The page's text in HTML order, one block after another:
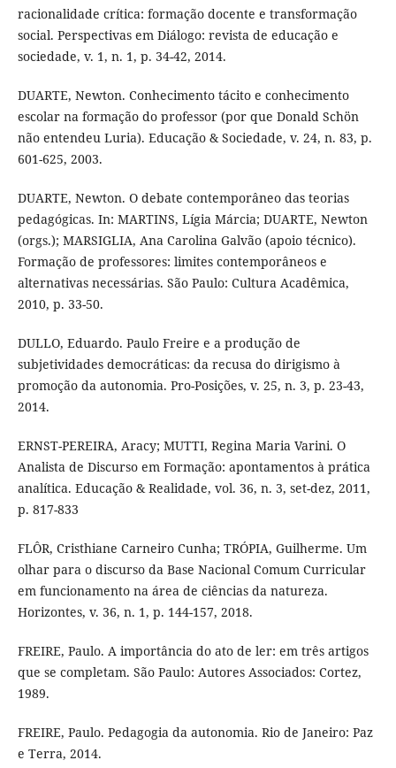
racionalidade crítica: formação docente e transformação
social. Perspectivas em Diálogo: revista de educação e
sociedade, v. 1, n. 1, p. 34-42, 2014.
DUARTE, Newton. Conhecimento tácito e conhecimento
escolar na formação do professor (por que Donald Schön
não entendeu Luria). Educação & Sociedade, v. 24, n. 83, p.
601-625, 2003.
DUARTE, Newton. O debate contemporâneo das teorias
pedagógicas. In: MARTINS, Lígia Márcia; DUARTE, Newton
(orgs.); MARSIGLIA, Ana Carolina Galvão (apoio técnico).
Formação de professores: limites contemporâneos e
alternativas necessárias. São Paulo: Cultura Acadêmica,
2010, p. 33-50.
DULLO, Eduardo. Paulo Freire e a produção de
subjetividades democráticas: da recusa do dirigismo à
promoção da autonomia. Pro-Posições, v. 25, n. 3, p. 23-43,
2014.
ERNST-PEREIRA, Aracy; MUTTI, Regina Maria Varini. O
Analista de Discurso em Formação: apontamentos à prática
analítica. Educação & Realidade, vol. 36, n. 3, set-dez, 2011,
p. 817-833
FLÔR, Cristhiane Carneiro Cunha; TRÓPIA, Guilherme. Um
olhar para o discurso da Base Nacional Comum Curricular
em funcionamento na área de ciências da natureza.
Horizontes, v. 36, n. 1, p. 144-157, 2018.
FREIRE, Paulo. A importância do ato de ler: em três artigos
que se completam. São Paulo: Autores Associados: Cortez,
1989.
FREIRE, Paulo. Pedagogia da autonomia. Rio de Janeiro: Paz
e Terra, 2014.